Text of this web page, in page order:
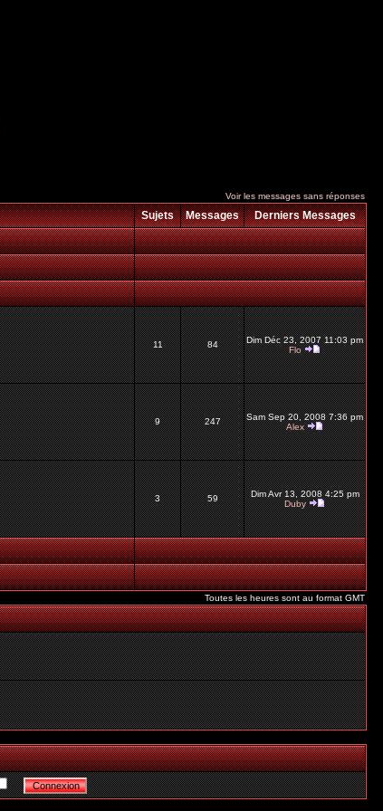
Voir les messages sans réponses
Sujets Messages
Derniers Messages
11 84
Dim Déc 23, 2007 11:03 pm
Flo
9 247
Sam Sep 20, 2008 7:36 pm
Alex
3 59
Dim Avr 13, 2008 4:25 pm
Duby
Toutes les heures sont au format GMT